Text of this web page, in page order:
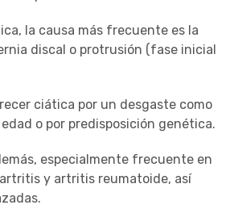
la causa más frecuente es la
discal o protrusión (fase inicial
ciática por un desgaste como
o por predisposición genética.
especialmente frecuente en
y artritis reumatoide, así